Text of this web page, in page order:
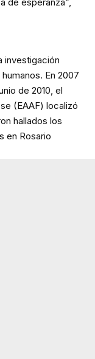
investigación
En 2007
de 2010, el
(EAAF) localizó
hallados los
en Rosario